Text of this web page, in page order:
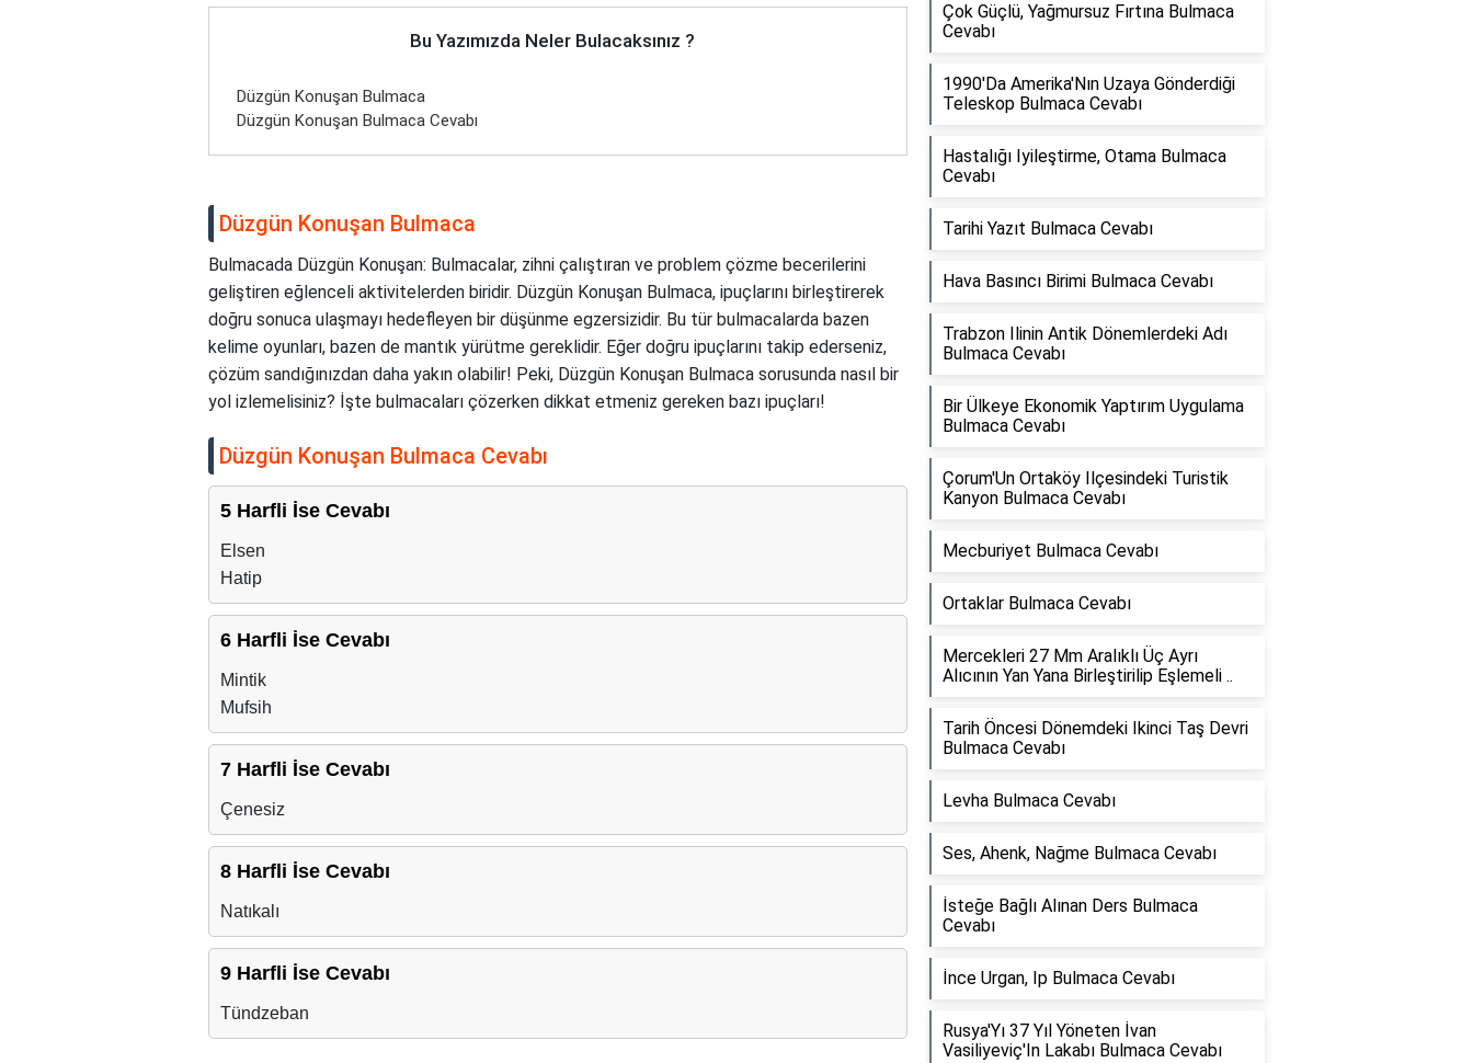
Bu Yazımızda Neler Bulacaksınız ?
Düzgün Konuşan Bulmaca
Düzgün Konuşan Bulmaca Cevabı
Düzgün Konuşan Bulmaca
Bulmacada Düzgün Konuşan: Bulmacalar, zihni çalıştıran ve problem çözme becerilerini
geliştiren eğlenceli aktivitelerden biridir. Düzgün Konuşan Bulmaca, ipuçlarını birleştirerek
doğru sonuca ulaşmayı hedefleyen bir düşünme egzersizidir. Bu tür bulmacalarda bazen
kelime oyunları, bazen de mantık yürütme gereklidir. Eğer doğru ipuçlarını takip ederseniz,
çözüm sandığınızdan daha yakın olabilir! Peki, Düzgün Konuşan Bulmaca sorusunda nasıl bir
yol izlemelisiniz? İşte bulmacaları çözerken dikkat etmeniz gereken bazı ipuçları!
Düzgün Konuşan Bulmaca Cevabı
5 Harfli İse Cevabı
Elsen
Hatip
6 Harfli İse Cevabı
Mintik
Mufsih
7 Harfli İse Cevabı
Çenesiz
8 Harfli İse Cevabı
Natıkalı
9 Harfli İse Cevabı
Tündzeban
Çok Güçlü, Yağmursuz Fırtına Bulmaca
Cevabı
1990'Da Amerika'Nın Uzaya Gönderdiği
Teleskop Bulmaca Cevabı
Hastalığı Iyileştirme, Otama Bulmaca
Cevabı
Tarihi Yazıt Bulmaca Cevabı
Hava Basıncı Birimi Bulmaca Cevabı
Trabzon Ilinin Antik Dönemlerdeki Adı
Bulmaca Cevabı
Bir Ülkeye Ekonomik Yaptırım Uygulama
Bulmaca Cevabı
Çorum'Un Ortaköy Ilçesindeki Turistik
Kanyon Bulmaca Cevabı
Mecburiyet Bulmaca Cevabı
Ortaklar Bulmaca Cevabı
Mercekleri 27 Mm Aralıklı Üç Ayrı
Alıcının Yan Yana Birleştirilip Eşlemeli ..
Tarih Öncesi Dönemdeki Ikinci Taş Devri
Bulmaca Cevabı
Levha Bulmaca Cevabı
Ses, Ahenk, Nağme Bulmaca Cevabı
İsteğe Bağlı Alınan Ders Bulmaca
Cevabı
İnce Urgan, Ip Bulmaca Cevabı
Rusya'Yı 37 Yıl Yöneten İvan
Vasiliyeviç'In Lakabı Bulmaca Cevabı